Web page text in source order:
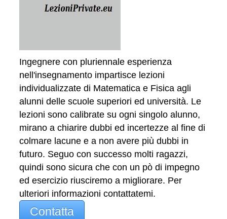
Ingegnere con pluriennale esperienza
nell'insegnamento impartisce lezioni
individualizzate di Matematica e Fisica agli
alunni delle scuole superiori ed università. Le
lezioni sono calibrate su ogni singolo alunno,
mirano a chiarire dubbi ed incertezze al fine di
colmare lacune e a non avere più dubbi in
futuro. Seguo con successo molti ragazzi,
quindi sono sicura che con un pò di impegno
ed esercizio riusciremo a migliorare. Per
ulteriori informazioni contattatemi.
Contatta